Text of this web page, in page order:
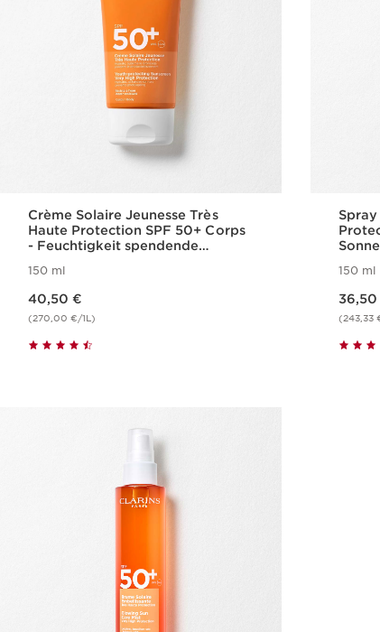
Crème Solaire Jeunesse Très
Haute Protection SPF 50+ Corps
- Feuchtigkeit spendende
Körper SPF 50+
150 ml
40,50 €
(270,00 €/1L)
150 ml
36,50
(243,33